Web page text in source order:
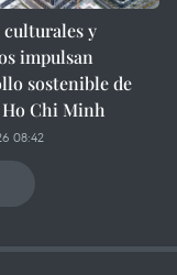
culturales y
impulsan
sostenible de
Chi Minh
08:42